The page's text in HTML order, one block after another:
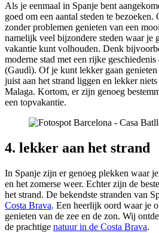
Als je eenmaal in Spanje bent
goed om een aantal steden te
zonder problemen genieten van een
namelijk veel bijzondere steden waar je
vakantie kunt volhouden. Denk
moderne stad met een rijke
(Gaudì). Of je kunt lekker gaan
juist aan het strand liggen en lekker
Malaga. Kortom, er zijn genoeg
een topvakantie.
4. lekker aan het strand
In Spanje zijn er genoeg plekken waar
en het zomerse weer. Echter zijn de
het strand. De bekendste stranden van
Costa Brava. Een heerlijk oord waar je
genieten van de zee en de zon. Wij
de prachtige natuur in de Costa Brava.